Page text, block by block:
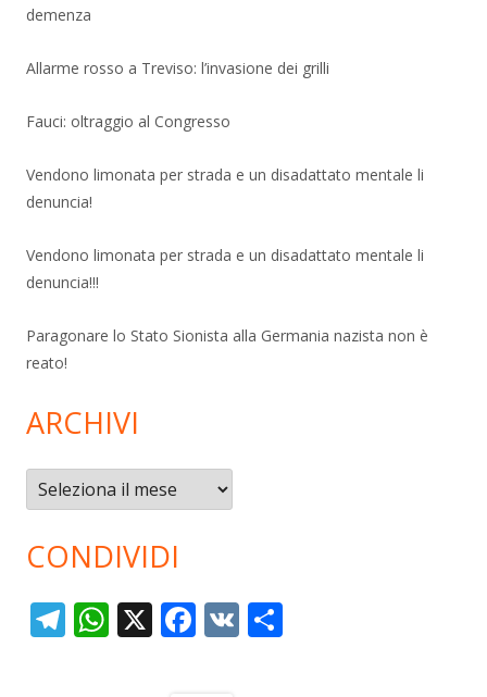
demenza
Allarme rosso a Treviso: l’invasione dei grilli
Fauci: oltraggio al Congresso
Vendono limonata per strada e un disadattato mentale li
denuncia!
Vendono limonata per strada e un disadattato mentale li
denuncia!!!
Paragonare lo Stato Sionista alla Germania nazista non è
reato!
ARCHIVI
Archivi
CONDIVIDI
T W X F V